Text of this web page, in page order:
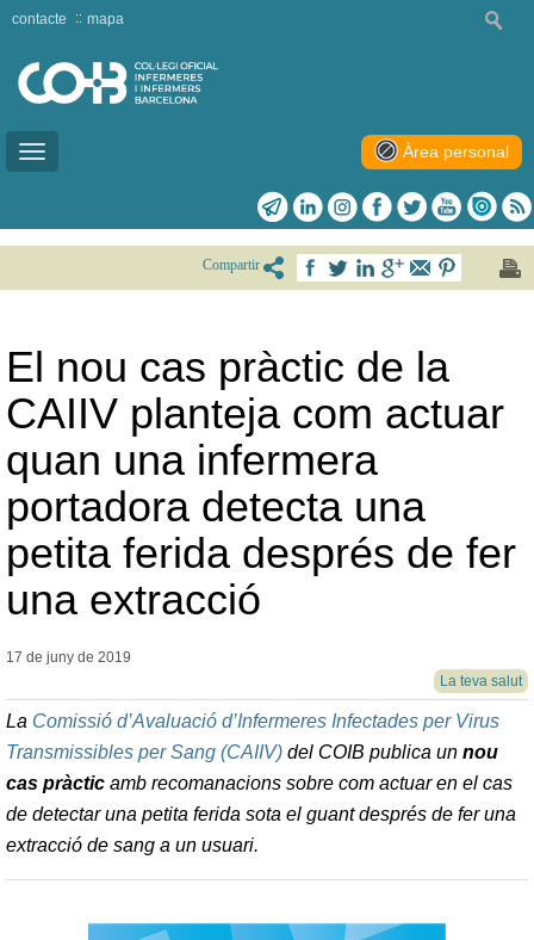
Toggle
contacte mapa
Àrea personal
Compartir
El nou cas pràctic de la
CAIIV planteja com actuar
quan una infermera
portadora detecta una
petita ferida després de fer
una extracció
17 de juny de 2019
La teva salut
La Comissió d’Avaluació d’Infermeres Infectades per Virus
Transmissibles per Sang (CAIIV) del COIB publica un nou
cas pràctic amb recomanacions sobre com actuar en el cas
de detectar una petita ferida sota el guant després de fer una
extracció de sang a un usuari.